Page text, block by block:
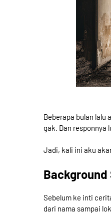
Beberapa bulan
gak. Dan responnya
Jadi, kali ini aku
Background
Sebelum ke inti
dari nama sampai